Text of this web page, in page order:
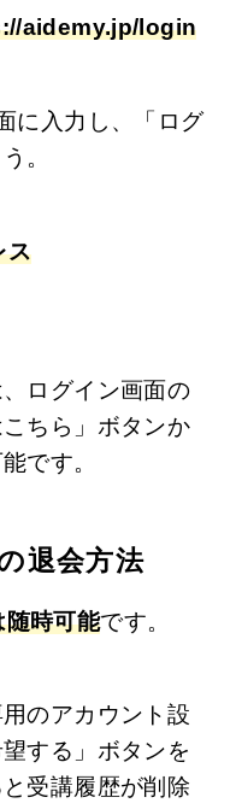
aidemy.jp/login
に入力し、「ログ
。
ス
ログイン画面の
こちら」ボタンか
です。
退会方法
随時可能です。
のアカウント設
する」ボタンを
受講履歴が削除